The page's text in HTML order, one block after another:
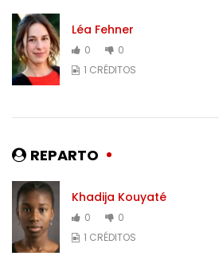
Léa Fehner
0
0
1 CRÉDITOS
REPARTO
Khadija Kouyaté
0
0
1 CRÉDITOS